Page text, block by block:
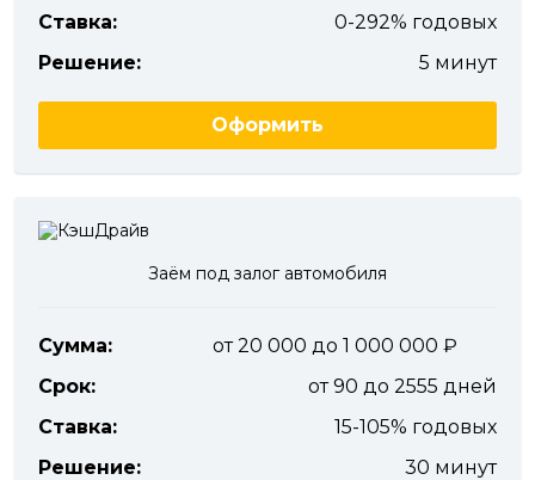
Ставка:
0-292% годовых
Решение:
5 минут
Оформить
Заём под залог автомобиля
Сумма:
от 20 000 до 1 000 000
Срок:
от 90 до 2555 дней
Ставка:
15-105% годовых
Решение:
30 минут